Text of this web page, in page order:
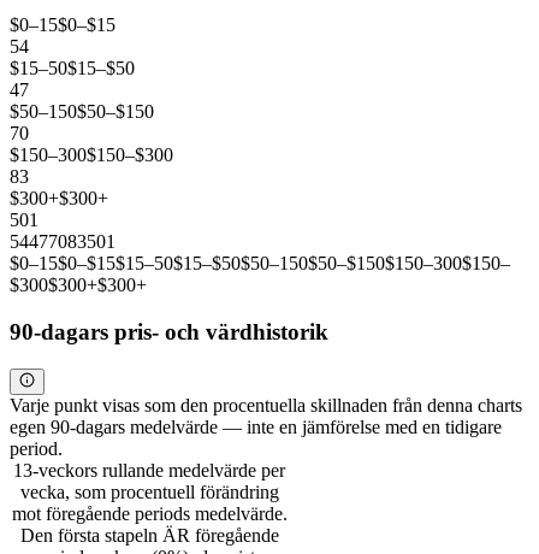
$0–15$0–$15
54
$15–50$15–$50
47
$50–150$50–$150
70
$150–300$150–$300
83
$300+$300+
501
54477083501
$0–15$0–$15$15–50$15–$50$50–150$50–$150$150–300$150–
$300$300+$300+
90-dagars pris- och värdhistorik
Varje punkt visas som den procentuella skillnaden från denna charts
egen 90-dagars medelvärde — inte en jämförelse med en tidigare
period.
13-veckors rullande medelvärde per
vecka, som procentuell förändring
mot föregående periods medelvärde.
Den första stapeln ÄR föregående